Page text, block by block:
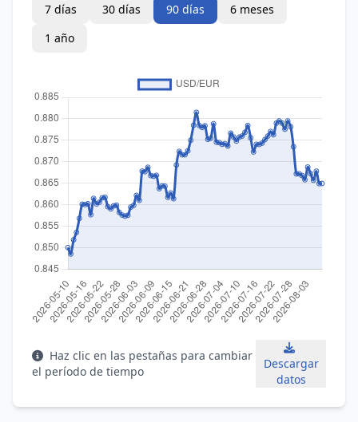
7 días 30 días 90 días
6 meses
1 año
Haz clic en las pestañas para cambiar
el período de tiempo
Descargar
datos